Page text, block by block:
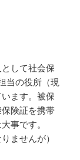
して社会保
当の役所（現
ます。被保
険証を携帯
事です。
ませんが）